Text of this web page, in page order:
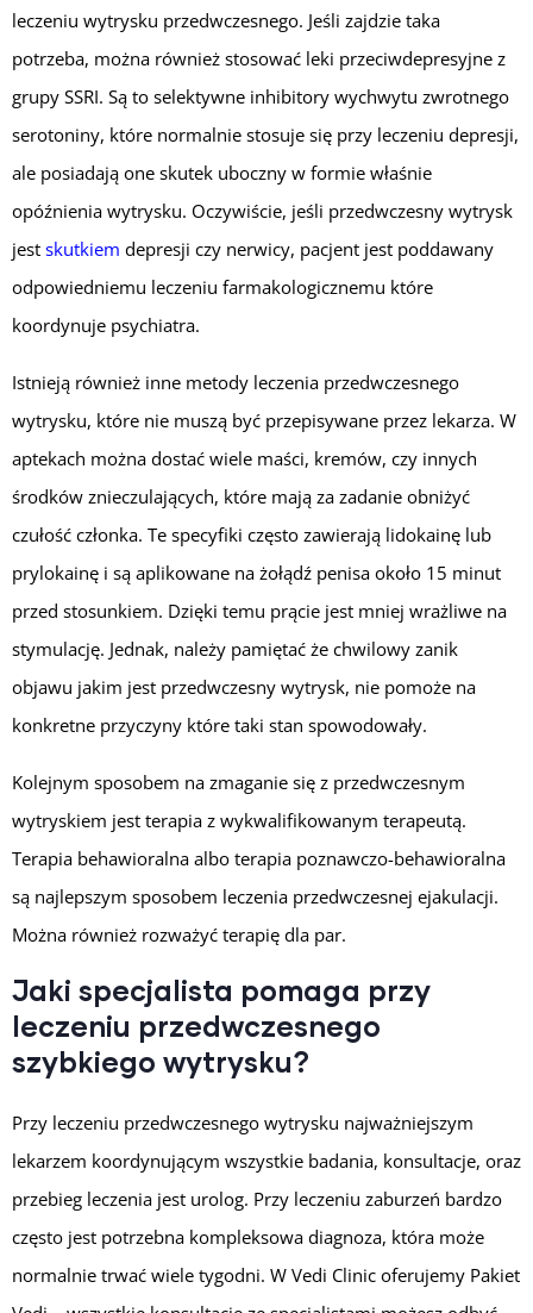
leczeniu wytrysku przedwczesnego. Jeśli zajdzie taka
potrzeba, można również stosować leki przeciwdepresyjne z
grupy SSRI. Są to selektywne inhibitory wychwytu zwrotnego
serotoniny, które normalnie stosuje się przy leczeniu depresji,
ale posiadają one skutek uboczny w formie właśnie
opóźnienia wytrysku. Oczywiście, jeśli przedwczesny wytrysk
jest skutkiem depresji czy nerwicy, pacjent jest poddawany
odpowiedniemu leczeniu farmakologicznemu które
koordynuje psychiatra.
Istnieją również inne metody leczenia przedwczesnego
wytrysku, które nie muszą być przepisywane przez lekarza. W
aptekach można dostać wiele maści, kremów, czy innych
środków znieczulających, które mają za zadanie obniżyć
czułość członka. Te specyfiki często zawierają lidokainę lub
prylokainę i są aplikowane na żołądź penisa około 15 minut
przed stosunkiem. Dzięki temu prącie jest mniej wrażliwe na
stymulację. Jednak, należy pamiętać że chwilowy zanik
objawu jakim jest przedwczesny wytrysk, nie pomoże na
konkretne przyczyny które taki stan spowodowały.
Kolejnym sposobem na zmaganie się z przedwczesnym
wytryskiem jest terapia z wykwalifikowanym terapeutą.
Terapia behawioralna albo terapia poznawczo-behawioralna
są najlepszym sposobem leczenia przedwczesnej ejakulacji.
Można również rozważyć terapię dla par.
Jaki specjalista pomaga przy
leczeniu przedwczesnego
szybkiego wytrysku?
Przy leczeniu przedwczesnego wytrysku najważniejszym
lekarzem koordynującym wszystkie badania, konsultacje, oraz
przebieg leczenia jest urolog. Przy leczeniu zaburzeń bardzo
często jest potrzebna kompleksowa diagnoza, która może
normalnie trwać wiele tygodni. W Vedi Clinic oferujemy Pakiet